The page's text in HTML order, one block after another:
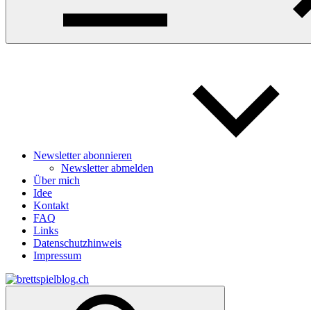
Navigation
Newsletter abonnieren
Newsletter abmelden
Über mich
Idee
Kontakt
FAQ
Links
Datenschutzhinweis
Impressum
Zum
Inhalt